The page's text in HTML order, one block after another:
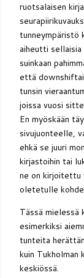
ruotsalaisen
tunneympäristö
aiheutti sellaisia
suinkaan
että
tunsin
joissa vuosi
En myöskään
sivujuonteelle,
ehkä se juuri
kirjastoihin tai
ne on kirjoitettu
oletetulle
Tässä mielessä
esimerkiksi
tunteita
kuin Tukholman
keskiössä.